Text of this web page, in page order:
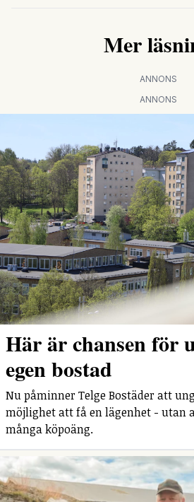
Mer
ANNONS
ANNONS
Här är chansen för
egen bostad
Nu påminner Telge Bostäder att
möjlighet att få en lägenhet - utan
många köpoäng.